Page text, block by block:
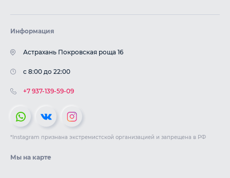
Информация
Астрахань Покровская роща 16
c 8:00 до 22:00
+7 937-139-59-09
*Instagram признана экстремистской организацией и запрещена в РФ
Мы на карте